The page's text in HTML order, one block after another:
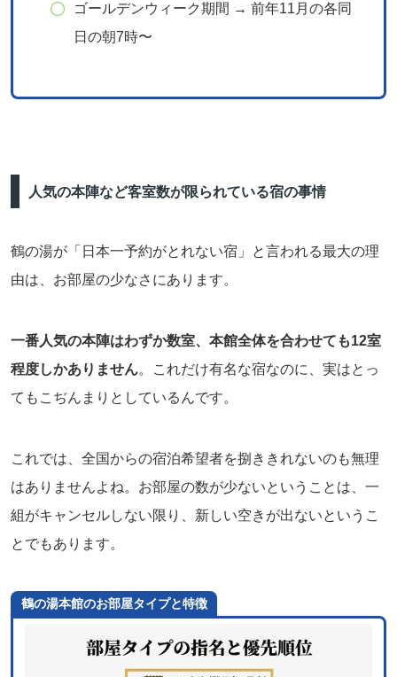
ゴールデンウィーク期間 → 前年11月の各同
日の朝7時〜
人気の本陣など客室数が限られている宿の事情
鶴の湯が「日本一予約がとれない宿」と言われる最大の理
由は、お部屋の少なさにあります。
一番人気の本陣はわずか数室、本館全体を合わせても12室
程度しかありません。これだけ有名な宿なのに、実はとっ
てもこぢんまりとしているんです。
これでは、全国からの宿泊希望者を捌ききれないのも無理
はありませんよね。お部屋の数が少ないということは、一
組がキャンセルしない限り、新しい空きが出ないというこ
とでもあります。
鶴の湯本館のお部屋タイプと特徴